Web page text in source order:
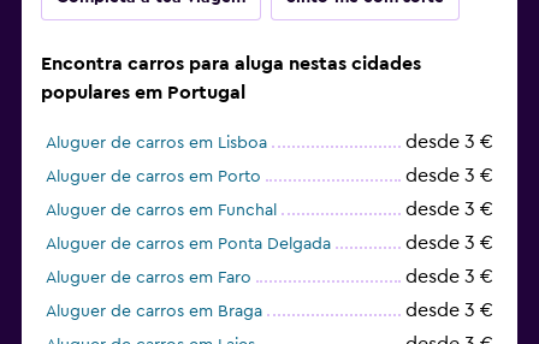
Encontra carros para aluga nestas cidades
populares em Portugal
Aluguer de carros em Lisboa desde 3 €
Aluguer de carros em Porto desde 3 €
Aluguer de carros em Funchal desde 3 €
Aluguer de carros em Ponta Delgada desde 3 €
Aluguer de carros em Faro desde 3 €
Aluguer de carros em Braga desde 3 €